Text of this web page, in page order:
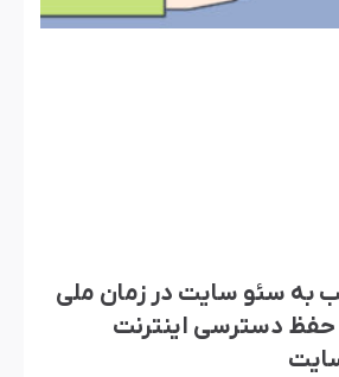
به سئو سایت در زمان ملی
دسترسی اینترنت